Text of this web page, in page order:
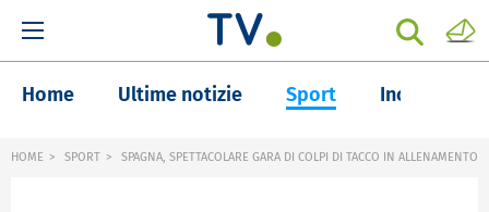
Home Ultime notizie Sport Inchieste
HOME SPORT SPAGNA, SPETTACOLARE GARA DI COLPI DI TACCO IN ALLENAMENTO